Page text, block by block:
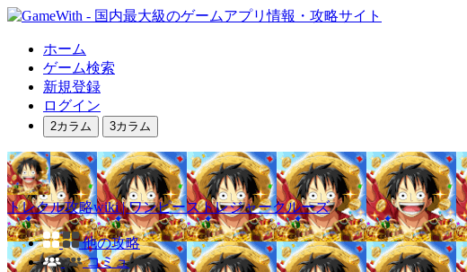
ホーム
ゲーム検索
新規登録
ログイン
2カラム 3カラム
トレクル攻略wiki | ワンピーストレジャークルーズ
他の攻略
コミュ